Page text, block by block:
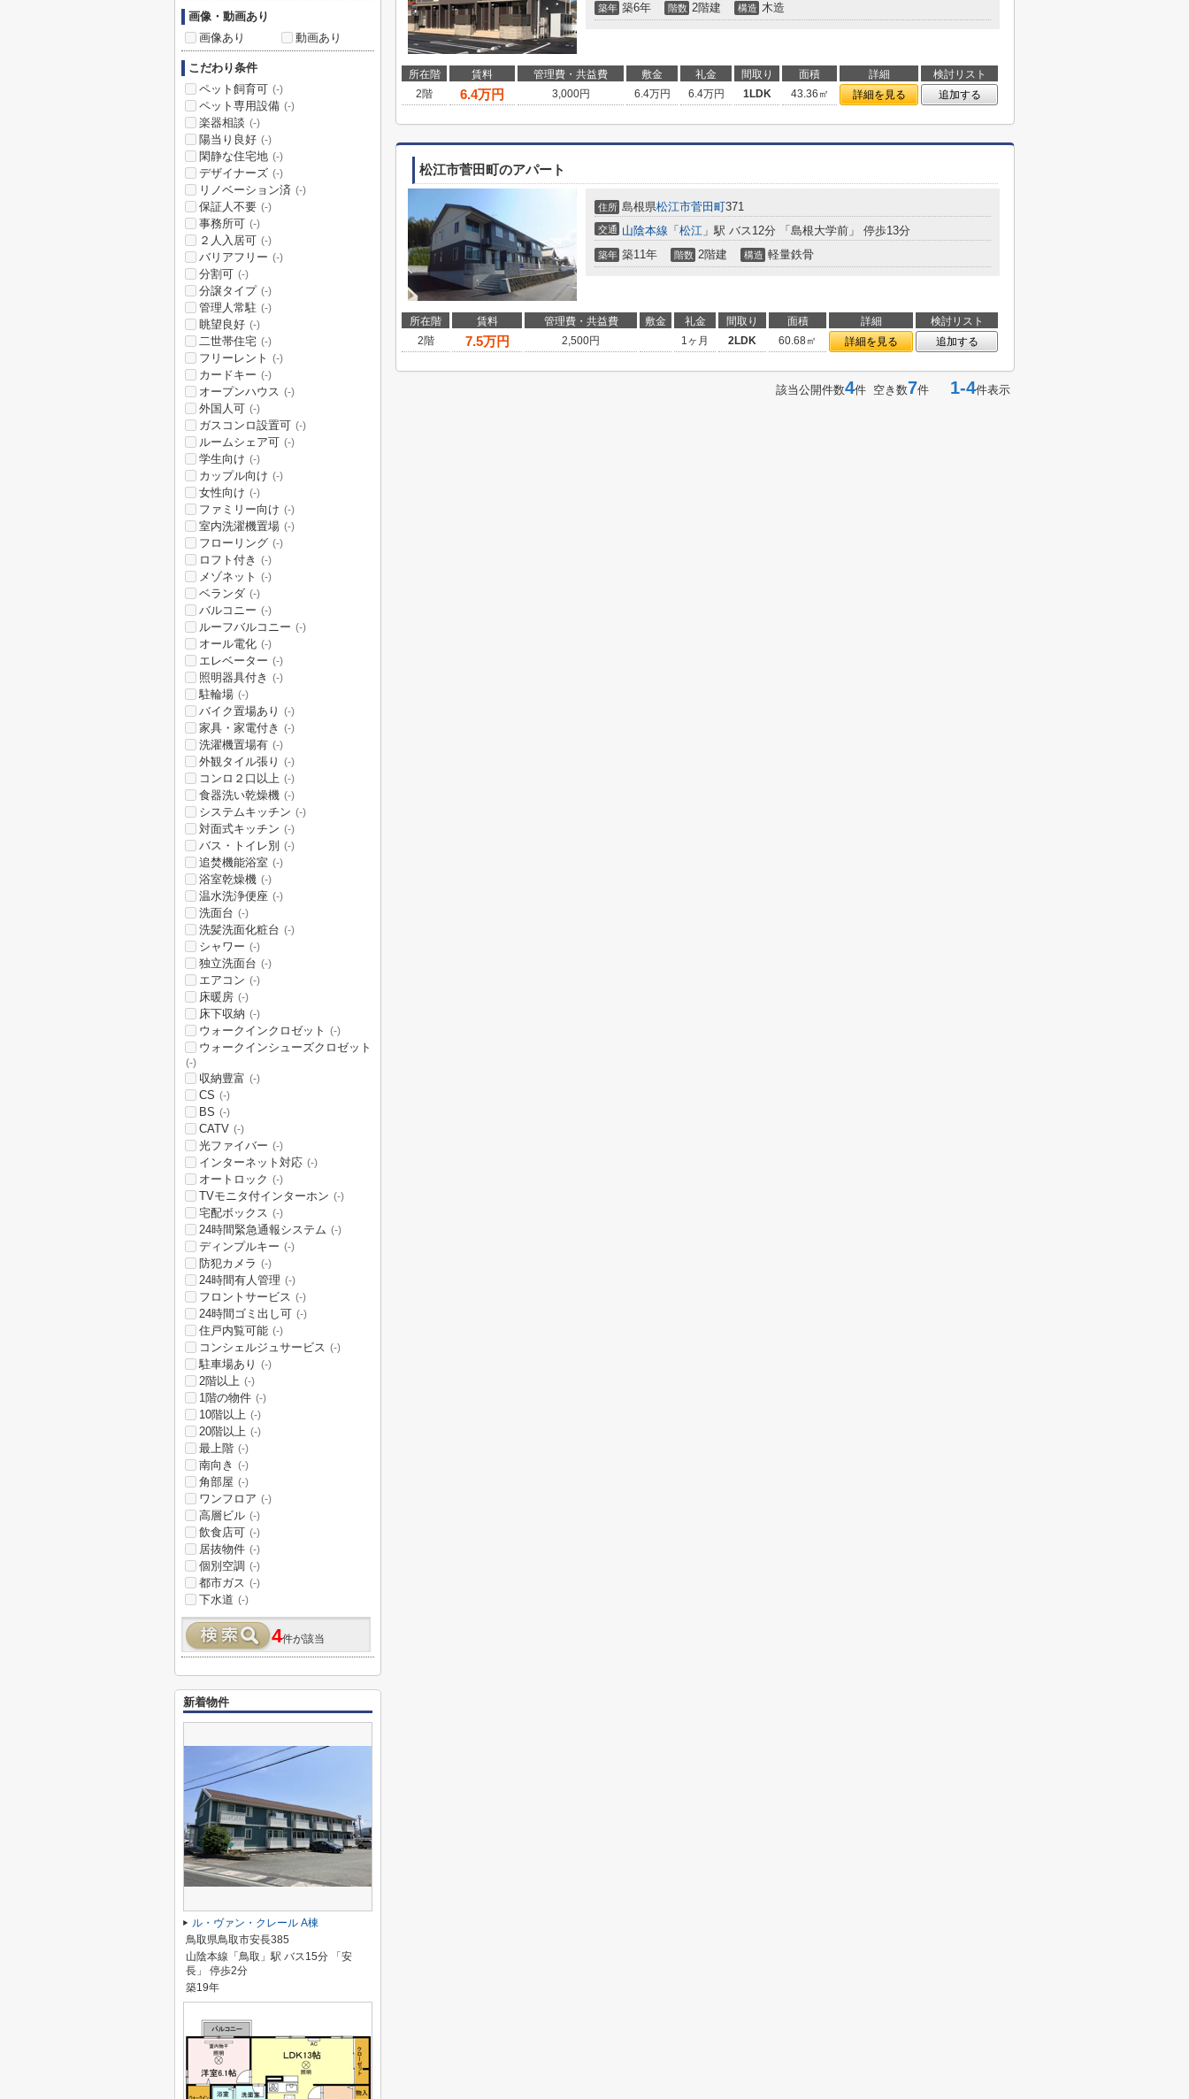
築年 築6年 階数 2階建 構造 木造
所在階 賃料 管理費・共益費 敷金 礼金 間取り 面積 詳細
検討リスト
2階
6.4万円 3,000円 6.4万円 6.4万円 1LDK 43.36㎡ 詳細を見る 追加する
松江市菅田町のアパート
住所 島根県松江市菅田町371
交通 山陰本線 「 松江 」駅 バス12分 「島根大学前」 停歩13分
築年 築11年 階数 2階建 構造 軽量鉄骨
所在階 賃料 管理費・共益費 敷金 礼金 間取り 面積 詳細
検討リスト
2階
7.5万円 2,500円 1ヶ月 2LDK 60.68㎡ 詳細を見る 追加する
該当公開件数4件 空き数7件 1-4件表示
画像・動画あり
画像あり
動画あり
こだわり条件
ペット飼育可 (-)
ペット専用設備 (-)
楽器相談 (-)
陽当り良好 (-)
閑静な住宅地 (-)
デザイナーズ (-)
リノベーション済 (-)
保証人不要 (-)
事務所可 (-)
２人入居可 (-)
バリアフリー (-)
分割可 (-)
分譲タイプ (-)
管理人常駐 (-)
眺望良好 (-)
二世帯住宅 (-)
フリーレント (-)
カードキー (-)
オープンハウス (-)
外国人可 (-)
ガスコンロ設置可 (-)
ルームシェア可 (-)
学生向け (-)
カップル向け (-)
女性向け (-)
ファミリー向け (-)
室内洗濯機置場 (-)
フローリング (-)
ロフト付き (-)
メゾネット (-)
ベランダ (-)
バルコニー (-)
ルーフバルコニー (-)
オール電化 (-)
エレベーター (-)
照明器具付き (-)
駐輪場 (-)
バイク置場あり (-)
家具・家電付き (-)
洗濯機置場有 (-)
外観タイル張り (-)
コンロ２口以上 (-)
食器洗い乾燥機 (-)
システムキッチン (-)
対面式キッチン (-)
バス・トイレ別 (-)
追焚機能浴室 (-)
浴室乾燥機 (-)
温水洗浄便座 (-)
洗面台 (-)
洗髪洗面化粧台 (-)
シャワー (-)
独立洗面台 (-)
エアコン (-)
床暖房 (-)
床下収納 (-)
ウォークインクロゼット (-)
ウォークインシューズクロゼット
(-)
収納豊富 (-)
CS (-)
BS (-)
CATV (-)
光ファイバー (-)
インターネット対応 (-)
オートロック (-)
TVモニタ付インターホン (-)
宅配ボックス (-)
24時間緊急通報システム (-)
ディンプルキー (-)
防犯カメラ (-)
24時間有人管理 (-)
フロントサービス (-)
24時間ゴミ出し可 (-)
住戸内覧可能 (-)
コンシェルジュサービス (-)
駐車場あり (-)
2階以上 (-)
1階の物件 (-)
10階以上 (-)
20階以上 (-)
最上階 (-)
南向き (-)
角部屋 (-)
ワンフロア (-)
高層ビル (-)
飲食店可 (-)
居抜物件 (-)
個別空調 (-)
都市ガス (-)
下水道 (-)
4件が該当
新着物件
ル・ヴァン・クレール A棟
鳥取県鳥取市安長385
山陰本線「鳥取」駅 バス15分 「安
長」 停歩2分
築19年